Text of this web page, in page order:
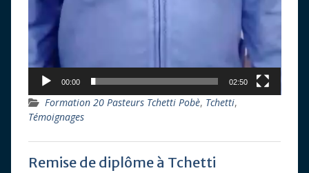
00:00 02:50
Formation 20 Pasteurs Tchetti Pobè, Tchetti,
Témoignages
Remise de diplôme à Tchetti